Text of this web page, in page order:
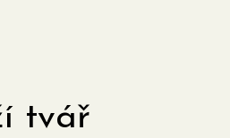
tvář